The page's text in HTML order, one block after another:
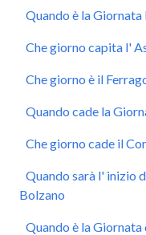
Quando è la
Che giorno capita l'
Che giorno è il
Quando cade la
Che giorno cade il
Quando sarà l' inizio
Bolzano
Quando è la